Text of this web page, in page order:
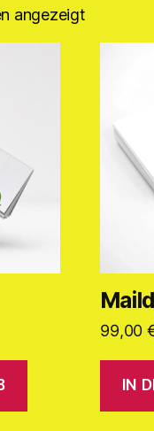
angezeigt
99,00
IN